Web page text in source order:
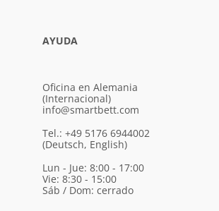
AYUDA
Oficina en Alemania
(Internacional)
info@smartbett.com
Tel.: +49 5176 6944002
(Deutsch, English)
Lun - Jue: 8:00 - 17:00
Vie: 8:30 - 15:00
Sáb / Dom: cerrado